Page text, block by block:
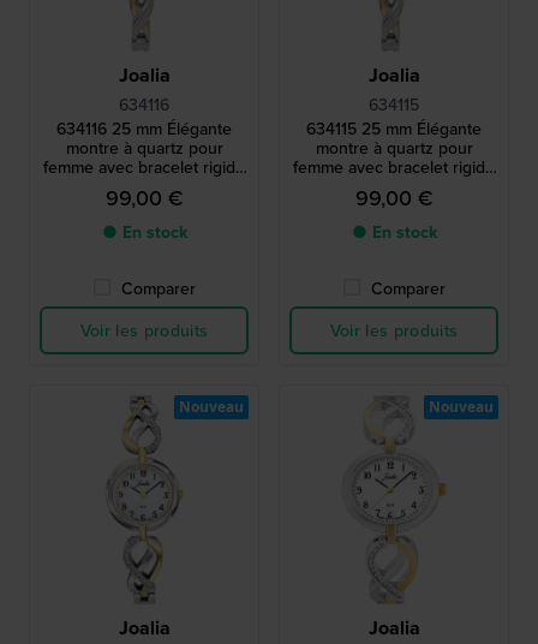
Joalia
634116
634116 25 mm Élégante
montre à quartz pour
femme avec bracelet rigide
et cristaux.
99,00 €
● En stock
Comparer
Voir les produits
Joalia
634115
634115 25 mm Élégante
montre à quartz pour
femme avec bracelet rigide
et cristaux.
99,00 €
● En stock
Comparer
Voir les produits
Joalia
Nouveau
Joalia
Nouveau